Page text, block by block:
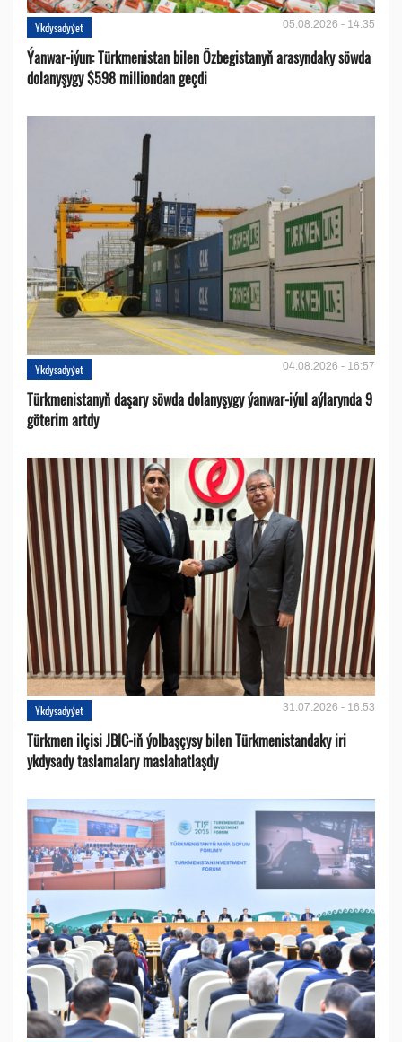
Ykdysadyýet 05.08.2026 - 14:35
Ýanwar-iýun: Türkmenistan bilen Özbegistanyň arasyndaky söwda
dolanyşygy $598 milliondan geçdi
Ykdysadyýet 04.08.2026 - 16:57
Türkmenistanyň daşary söwda dolanyşygy ýanwar-iýul aýlarynda 9
göterim artdy
Ykdysadyýet 31.07.2026 - 16:53
Türkmen ilçisi JBIC-iň ýolbaşçysy bilen Türkmenistandaky iri
ykdysady taslamalary maslahatlaşdy